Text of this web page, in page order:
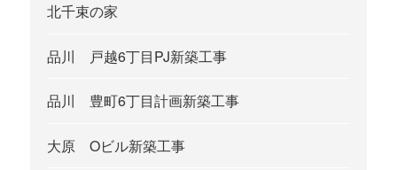
北千束の家
品川 戸越6丁目PJ新築工事
品川 豊町6丁目計画新築工事
大原 Oビル新築工事